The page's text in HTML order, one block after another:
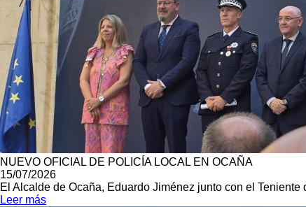
NUEVO OFICIAL DE POLICÍA LOCAL EN OCAÑA
15/07/2026
El Alcalde de Ocaña, Eduardo Jiménez junto con el
Leer más